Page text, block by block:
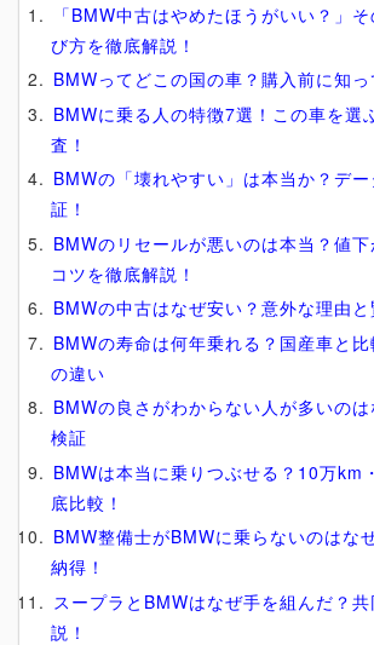
「BMW中古はやめたほうがいい？」
び方を徹底解説！
BMWってどこの国の車？購入前に知
BMWに乗る人の特徴7選！この車を選
査！
BMWの「壊れやすい」は本当か？デー
証！
BMWのリセールが悪いのは本当？値
コツを徹底解説！
BMWの中古はなぜ安い？意外な理由
BMWの寿命は何年乗れる？国産車と
の違い
BMWの良さがわからない人が多いの
検証
BMWは本当に乗りつぶせる？10万km
底比較！
BMW整備士がBMWに乗らないのはな
納得！
スープラとBMWはなぜ手を組んだ？
説！